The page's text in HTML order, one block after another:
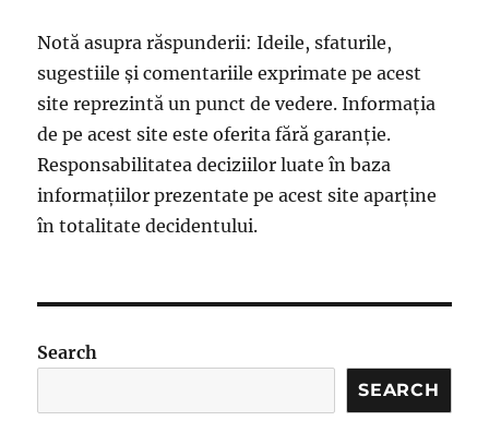
Notă asupra răspunderii: Ideile, sfaturile,
sugestiile și comentariile exprimate pe acest
site reprezintă un punct de vedere. Informația
de pe acest site este oferita fără garanție.
Responsabilitatea deciziilor luate în baza
informațiilor prezentate pe acest site aparține
în totalitate decidentului.
Search
SEARCH